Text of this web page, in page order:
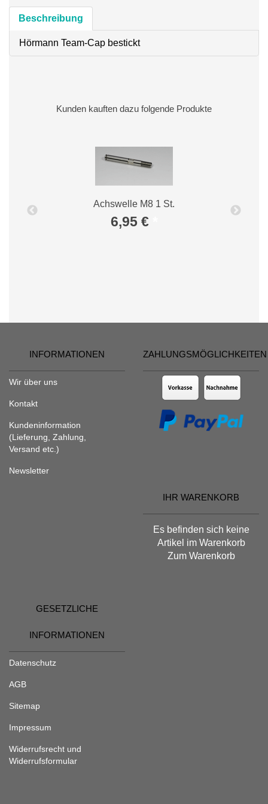
Beschreibung
Hörmann Team-Cap bestickt
Kunden kauften dazu folgende Produkte
Achswelle M8 1 St.
6,95 €
INFORMATIONEN
Wir über uns
Kontakt
Kundeninformation
(Lieferung, Zahlung,
Versand etc.)
Newsletter
ZAHLUNGSMÖGLICHKEITEN
IHR WARENKORB
Es befinden sich keine
Artikel im Warenkorb
Zum Warenkorb
GESETZLICHE
INFORMATIONEN
Datenschutz
AGB
Sitemap
Impressum
Widerrufsrecht und
Widerrufsformular